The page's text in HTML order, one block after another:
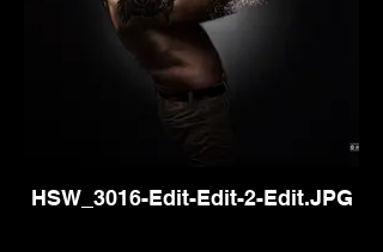
HSW_3016-Edit-Edit-2-Edit.JPG